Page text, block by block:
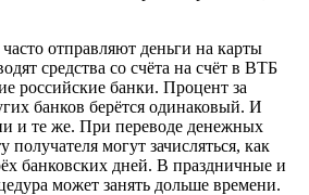
отправляют деньги на карты
средства со счёта на счёт в ВТБ
российские банки. Процент за
банков берётся одинаковый. И
и те же. При переводе денежных
получателя могут зачисляться, как
банковских дней. В праздничные и
может занять дольше времени.